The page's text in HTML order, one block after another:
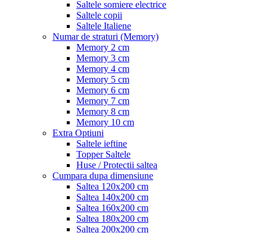
Saltele somiere electrice
Saltele copii
Saltele Italiene
Numar de straturi (Memory)
Memory 2 cm
Memory 3 cm
Memory 4 cm
Memory 5 cm
Memory 6 cm
Memory 7 cm
Memory 8 cm
Memory 10 cm
Extra Optiuni
Saltele ieftine
Topper Saltele
Huse / Protectii saltea
Cumpara dupa dimensiune
Saltea 120x200 cm
Saltea 140x200 cm
Saltea 160x200 cm
Saltea 180x200 cm
Saltea 200x200 cm